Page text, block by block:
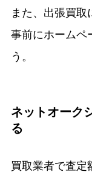
また、出張買取
事前にホームペ
う。
ネットオーク
る
買取業者で査定